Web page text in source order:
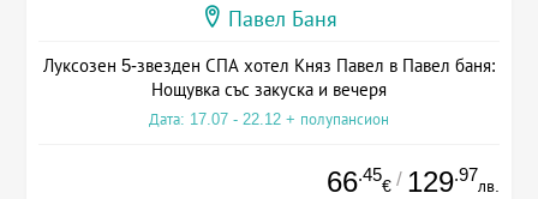
Павел Баня
Луксозен 5-звезден СПА хотел Княз Павел в Павел баня:
Нощувка със закуска и вечеря
Дата: 17.07 - 22.12 + полупансион
66.45
€ / 129.97
лв.